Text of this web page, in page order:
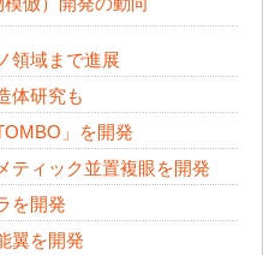
領域まで進展
体研究も
」を開発
ティック並置複眼を開発
を開発
翼を開発